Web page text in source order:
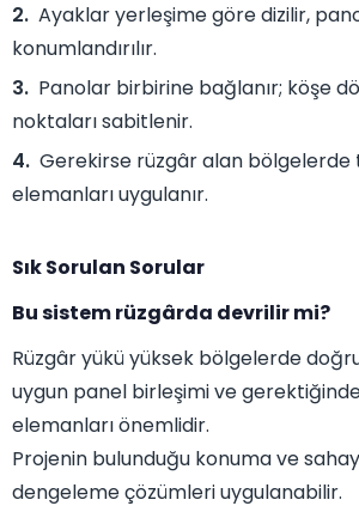
Ayaklar yerleşime göre dizilir,
konumlandırılır.
Panolar birbirine bağlanır; köşe
noktaları sabitlenir.
Gerekirse rüzgâr alan
elemanları uygulanır.
Sık Sorulan Sorular
Bu sistem rüzgârda devrilir mi?
Rüzgâr yükü yüksek bölgelerde
uygun panel birleşimi ve
elemanları önemlidir.
Projenin bulunduğu konuma ve
dengeleme çözümleri uygulanabilir.